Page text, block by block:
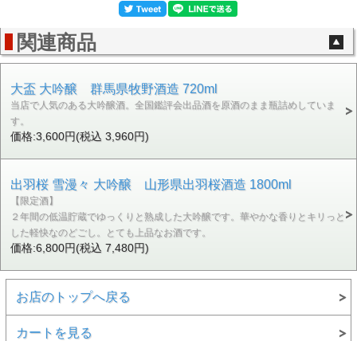
関連商品
大盃 大吟醸 群馬県牧野酒造 720ml
当店で人気のある大吟醸酒。全国鑑評会出品酒を原酒のまま瓶詰めしていま
す。
価格:3,600円(税込 3,960円)
出羽桜 雪漫々 大吟醸 山形県出羽桜酒造 1800ml
【限定酒】
２年間の低温貯蔵でゆっくりと熟成した大吟醸です。華やかな香りとキリっと
した軽快なのどごし。とても上品なお酒です。
価格:6,800円(税込 7,480円)
お店のトップへ戻る
カートを見る